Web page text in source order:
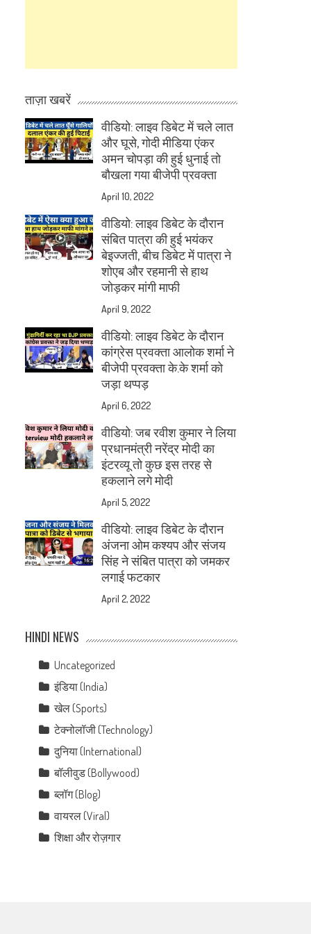
ताज़ा खबरें
वीडियो: लाइव डिबेट में चले लात
और घूसे, गोदी मीडिया एंकर
अमन चोपड़ा की हुई धुनाई तो
बौखला गया बीजेपी प्रवक्ता
April 10, 2022
वीडियो: लाइव डिबेट के दौरान
संबित पात्रा की हुई भयंकर
बेइज्जती, बीच डिबेट में पात्रा ने
शोएब और रहमानी से हाथ
जोड़कर मांगी माफी
April 9, 2022
वीडियो: लाइव डिबेट के दौरान
कांग्रेस प्रवक्ता आलोक शर्मा ने
बीजेपी प्रवक्ता के.के शर्मा को
जड़ा थप्पड़
April 6, 2022
वीडियो: जब रवीश कुमार ने लिया
प्रधानमंत्री नरेंद्र मोदी का
इंटरव्यू तो कुछ इस तरह से
हकलाने लगे मोदी
April 5, 2022
वीडियो: लाइव डिबेट के दौरान
अंजना ओम कश्यप और संजय
सिंह ने संबित पात्रा को जमकर
लगाई फटकार
April 2, 2022
HINDI NEWS
Uncategorized
इंडिया (India)
खेल (Sports)
टेक्नोलॉजी (Technology)
दुनिया (International)
बॉलीवुड (Bollywood)
ब्लॉग (Blog)
वायरल (Viral)
शिक्षा और रोज़गार